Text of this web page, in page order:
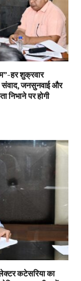
हर शुक्रवार
संवाद, जनसुनवाई और
निभाने पर होगी
कटेसरिया का